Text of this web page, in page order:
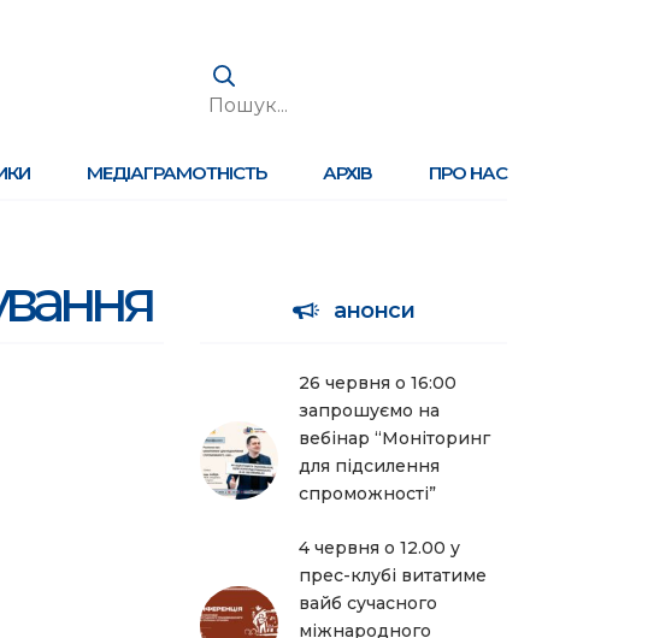
МЕДІАГРАМОТНІСТЬ АРХІВ ПРО НАС
анонси
26 червня о 16:00
запрошуємо на
вебінар “Моніторинг
для підсилення
спроможності”
4 червня о 12.00 у
прес-клубі витатиме
вайб сучасного
міжнародного